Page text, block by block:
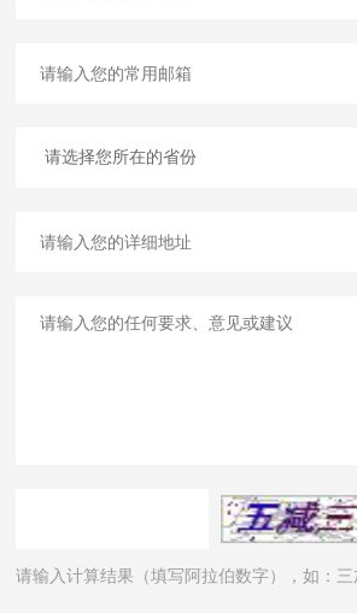
请输入计算结果（填写阿拉伯数字），如：三